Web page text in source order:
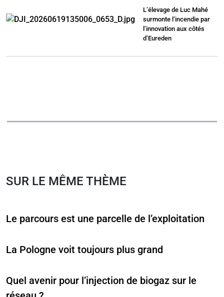
L’élevage de Luc Mahé
surmonte l’incendie par
l’innovation aux côtés
d’Eureden
SUR LE MÊME THÈME
Le parcours est une parcelle de l’exploitation
La Pologne voit toujours plus grand
Quel avenir pour l’injection de biogaz sur le